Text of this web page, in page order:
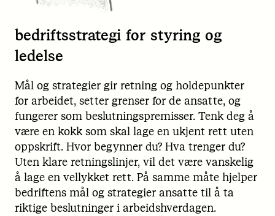
bedriftsstrategi for styring og
ledelse
Mål og strategier gir retning og holdepunkter
for arbeidet, setter grenser for de ansatte, og
fungerer som beslutningspremisser. Tenk deg å
være en kokk som skal lage en ukjent rett uten
oppskrift. Hvor begynner du? Hva trenger du?
Uten klare retningslinjer, vil det være vanskelig
å lage en vellykket rett. På samme måte hjelper
bedriftens mål og strategier ansatte til å ta
riktige beslutninger i arbeidshverdagen.